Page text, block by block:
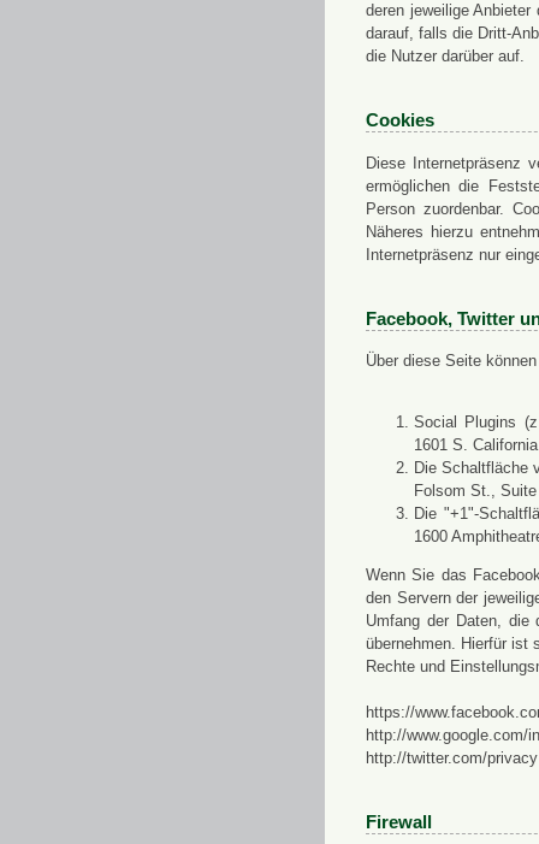
deren jeweilige
darauf, falls die Dritt-
die Nutzer darüber auf.
Cookies
Diese Internetpräsenz
ermöglichen die
Person zuordenbar.
Näheres hierzu
Internetpräsenz nur
Facebook, Twitter
Über diese Seite
Social Plugins
1601 S.
Die Schaltfläche
Folsom St.,
Die "+1"-
1600
Wenn Sie das
den Servern der
Umfang der Daten, die
übernehmen. Hierfür ist
Rechte und
https://
http://www.google.com/
http://twitter.com/privacy
Firewall